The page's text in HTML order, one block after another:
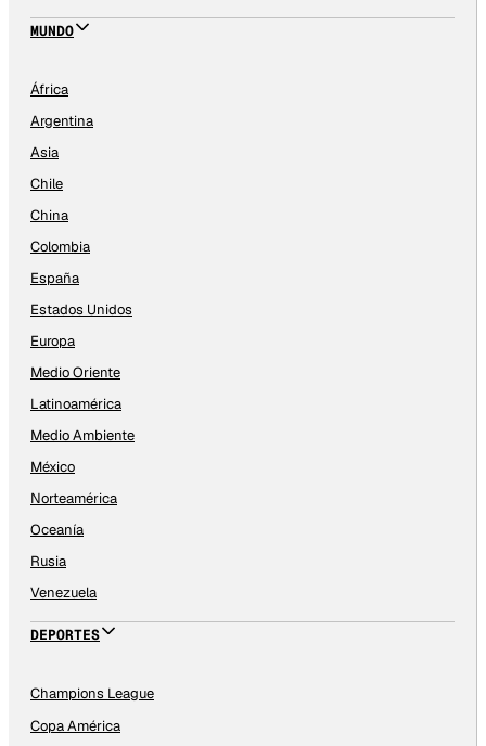
MUNDO
África
Argentina
Asia
Chile
China
Colombia
España
Estados Unidos
Europa
Medio Oriente
Latinoamérica
Medio Ambiente
México
Norteamérica
Oceanía
Rusia
Venezuela
DEPORTES
Champions League
Copa América